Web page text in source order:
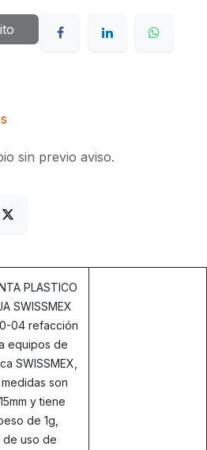
sin previo aviso.
PLASTICO
SWISSMEX
04 refacción
equipos de
SWISSMEX,
son
y tiene
de 1g,
de uso de